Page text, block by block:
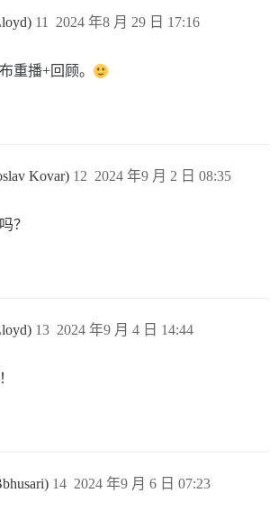
2024 年8 月 29 日 17:16
11
重播+回顾。
Kovar) 2024 年9 月 2 日 08:35
12
？
2024 年9 月 4 日 14:44
13
2024 年9 月 6 日 07:23
14